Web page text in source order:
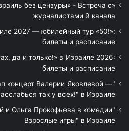
без цензуры» - Встреча с
журналистами 9 канала
2027 — юбилейный тур «50!»:
билеты и расписание
да и только!» в Израиле 2026:
билеты и расписание
концерт Валерии Яковлевой —
так у всех!" в Израиле
и Ольга Прокофьева в комедии
Взрослые игры" в Израиле